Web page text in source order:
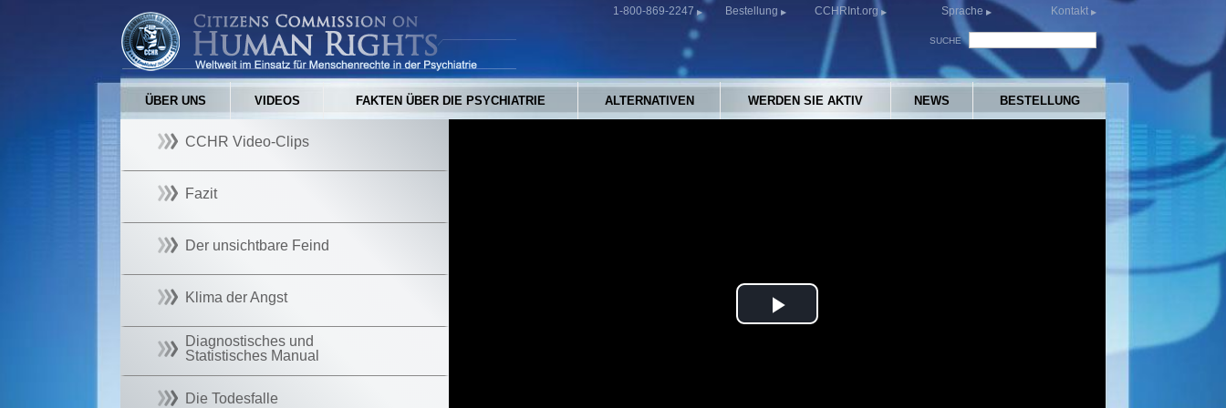
1-800-869-2247 Bestellung CCHRInt.org Sprache Kontakt
SUCHE
ÜBER UNS VIDEOS FAKTEN ÜBER DIE PSYCHIATRIE ALTERNATIVEN WERDEN SIE AKTIV NEWS BESTELLUNG
CCHR Video-Clips
Fazit
Der unsichtbare Feind
Klima der Angst
Diagnostisches und
Statistisches Manual
Die Todesfalle
Play